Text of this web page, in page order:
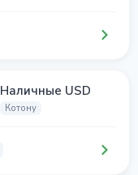
Наличные USD
Котону